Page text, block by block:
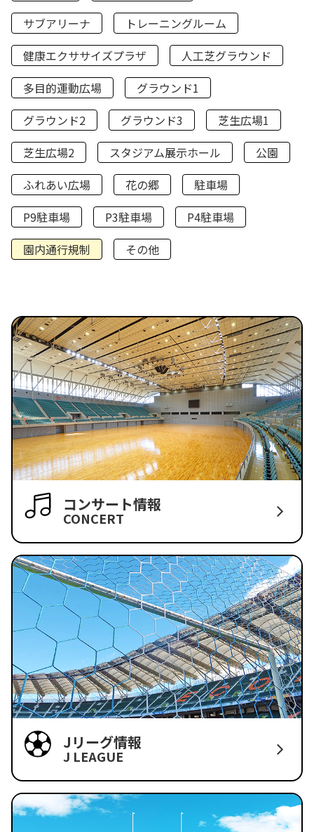
サブアリーナ
トレーニングルーム
健康エクササイズプラザ
人工芝グラウンド
多目的運動広場
グラウンド1
グラウンド2
グラウンド3
芝生広場1
芝生広場2
スタジアム展示ホール
公園
ふれあい広場
花の郷
駐車場
P9駐車場
P3駐車場
P4駐車場
園内通行規制
その他
コンサート情報
CONCERT
Jリーグ情報
J LEAGUE